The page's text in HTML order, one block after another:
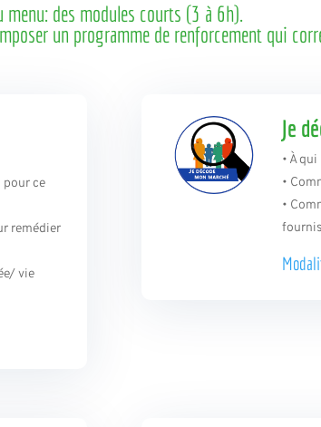
menu: des modules courts (3 à 6h).
un programme de renforcement qui
pour ce
remédier
vie
Je
• À
•
•